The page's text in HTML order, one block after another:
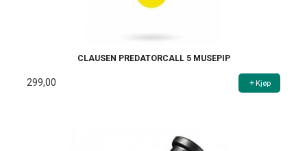
CLAUSEN PREDATORCALL 5 MUSEPIP
299,00 Kjøp